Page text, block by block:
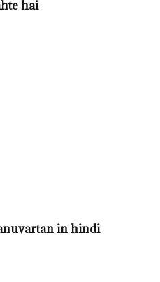
hai
in hindi